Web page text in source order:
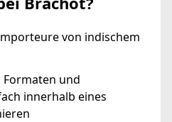
von indischem
Formaten und
innerhalb eines